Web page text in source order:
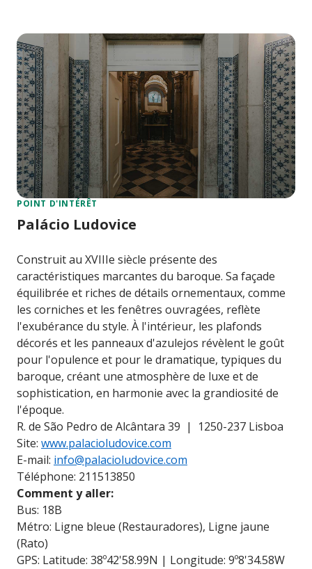
POINT D'INTÉRÊT
Palácio Ludovice
Construit au XVIIIe siècle présente des
caractéristiques marcantes du baroque. Sa façade
équilibrée et riches de détails ornementaux, comme
les corniches et les fenêtres ouvragées, reflète
l'exubérance du style. À l'intérieur, les plafonds
décorés et les panneaux d'azulejos révèlent le goût
pour l'opulence et pour le dramatique, typiques du
baroque, créant une atmosphère de luxe et de
sophistication, en harmonie avec la grandiosité de
l'époque.
R. de São Pedro de Alcântara 39 | 1250-237 Lisboa
Site: www.palacioludovice.com
E-mail: info@palacioludovice.com
Téléphone: 211513850
Comment y aller:
Bus: 18B
Métro: Ligne bleue (Restauradores), Ligne jaune
(Rato)
GPS: Latitude: 38º42'58.99N | Longitude: 9º8'34.58W